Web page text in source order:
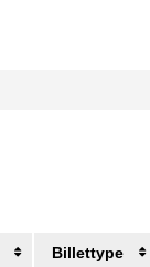
Billettype